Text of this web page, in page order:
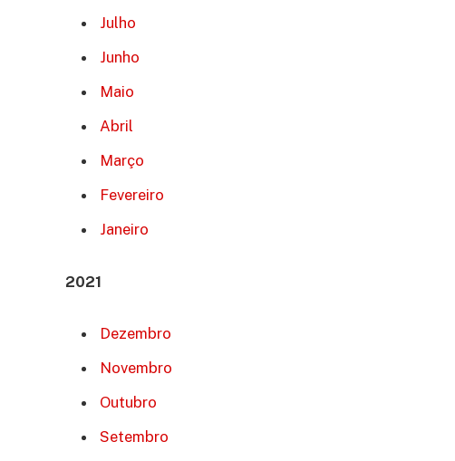
Julho
Junho
Maio
Abril
Março
Fevereiro
Janeiro
2021
Dezembro
Novembro
Outubro
Setembro